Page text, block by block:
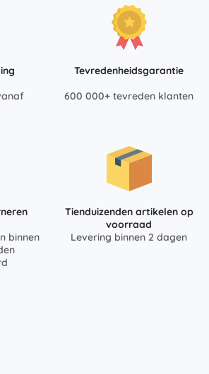
Tevredenheidsgarantie
600 000+ tevreden klanten
binnen
Tienduizenden artikelen op
voorraad
Levering binnen 2 dagen